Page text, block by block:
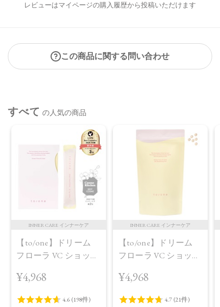
レビューはマイページの購入履歴から投稿いただけます
この商品に関する問い合わせ
すべて の人気の商品
INNER CARE インナーケア
【to/one】ドリーム
フローラ VC ショット
¥4,968
INNER CARE インナーケア
【to/one】ドリーム
フローラ VC ショット
プラス＜限定品＞
¥4,968